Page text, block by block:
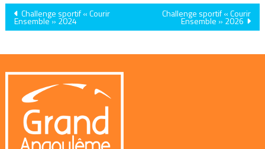
Navigation
de
l’article
Challenge sportif « Courir
Ensemble » 2024
Challenge sportif « Courir
Ensemble » 2026